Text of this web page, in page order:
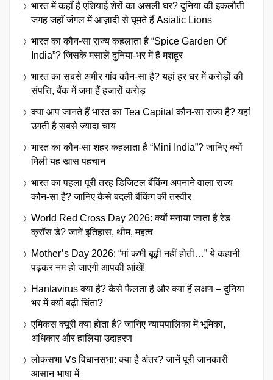
भारत में कहाँ है एशियाई शेरों का असली घर? दुनिया की इकलौती
जगह जहाँ जंगल में आज़ादी से घूमते हैं Asiatic Lions
भारत का कौन-सा राज्य कहलाता है “Spice Garden Of
India”? जिसके मसालें दुनिया-भर में है मशहूर
भारत का सबसे अमीर गांव कौन-सा है? यहां हर घर में करोड़ों की
संपत्ति, बैंक में जमा हैं हजारों करोड़
क्या आप जानते हैं भारत का Tea Capital कौन-सा राज्य है? यहां
उगती है सबसे ज्यादा चाय
भारत का कौन-सा शहर कहलाता है “Mini India”? जानिए क्यों
मिली यह खास पहचान
भारत का पहला पूरी तरह डिजिटल बैंकिंग अपनाने वाला राज्य
कौन-सा है? जानिए कैसे बदली बैंकिंग की तस्वीर
World Red Cross Day 2026: क्यों मनाया जाता है रेड
क्रॉस डे? जानें इतिहास, थीम, महत्व
Mother’s Day 2026: “मां कभी बूढ़ी नहीं होती…” ये कहानी
पढ़कर नम हो जाएंगी आपकी आंखें!
Hantavirus क्या है? कैसे फैलता है और क्या हैं लक्षण – दुनिया
भर में क्यों बढ़ी चिंता?
एमिकस क्यूरी क्या होता है? जानिए न्यायपालिका में भूमिका,
अधिकार और हालिया उदाहरण
लोकसभा Vs विधानसभा: क्या है अंतर? जानें पूरी जानकारी
आसान भाषा में